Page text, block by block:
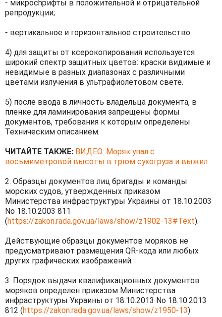
- микросhрифты в положительной и отрицательной
репродукции;
- вертикальное и горизонтальное строительство.
4) для защиты от ксерокопирования используется
широкий спектр защитных цветов: краски видимые и
невидимые в разных диапазонах с различными
цветами излучения в ультрафиолетовом свете.
5) после ввода в личность владельца документа, в
пленке для ламинирования запрещены формы
документов, требования к которым определены
Техническим описанием.
ЧИТАЙТЕ ТАКЖЕ: ВИДЕО: Моряк упал с
восьмиметровой высоты в трюм сухогруза и выжил
2. Образцы документов лиц бригады и команды
морских судов, утвержденных приказом
Министерства инфраструктуры Украины от 18.10.2003
No 18.10.2003 811
(https://zakon.rada.gov.ua/laws/show/z1902-13#Text).
Действующие образцы документов моряков не
предусматривают размещения QR-кода или любых
других графических изображений.
3. Порядок выдачи квалификационных документов
моряков определен приказом Министерства
инфраструктуры Украины от 18.10.2013 No 18.10.2013
812 (https://zakon.rada.gov.ua/laws/show/z1950-13)